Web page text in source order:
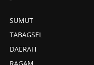
SUMUT
TABAGSEL
DAERAH